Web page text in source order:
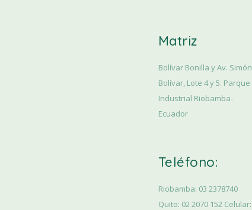
Matriz
Bolívar Bonilla y Av. Simón
Bolívar, Lote 4 y 5. Parque
Industrial Riobamba-
Ecuador
Teléfono:
Riobamba: 03 2378740
Quito: 02 2070 152 Celular: